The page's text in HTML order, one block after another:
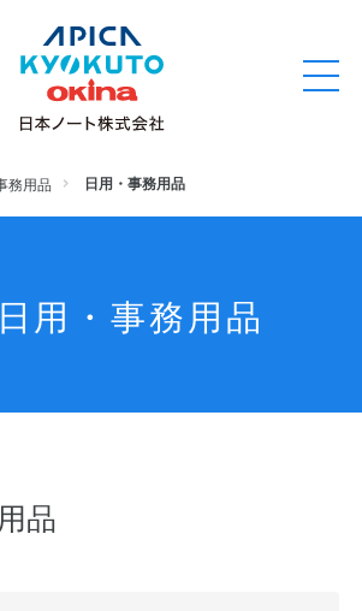
閉
・バインダー
務用品 日用・事務用品
日用・事務用品
品